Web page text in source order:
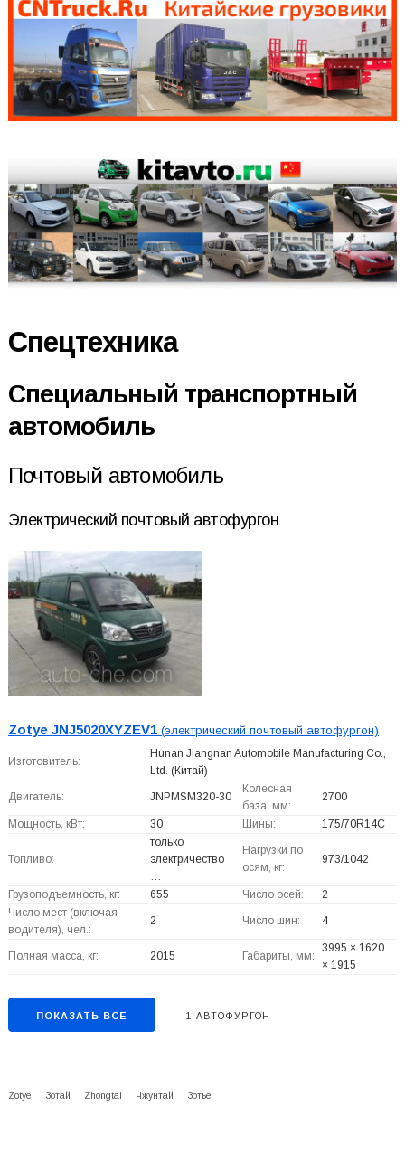
Спецтехника
Специальный транспортный
автомобиль
Почтовый автомобиль
Электрический почтовый автофургон
Zotye JNJ5020XYZEV1(электрический почтовый автофургон)
Изготовитель:
Hunan Jiangnan Automobile Manufacturing Co.,
Ltd. (Китай)
Двигатель: JNPMSM320-30
Колесная
база, мм:
2700
Мощность, кВт: 30 Шины: 175/70R14C
Топливо:
только
электричество
…
Нагрузки по
осям, кг:
973/1042
Грузоподъемность, кг: 655 Число осей:
2
Число мест (включая
водителя), чел.:
2 Число шин: 4
Полная масса, кг: 2015 Габариты, мм:
3995 × 1620
× 1915
ПОКАЗАТЬ ВСЕ 1 АВТОФУРГОН
Zotye Зотай Zhongtai Чжунтай Зотье